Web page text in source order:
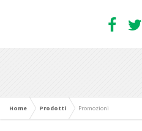
Home Prodotti Promozioni